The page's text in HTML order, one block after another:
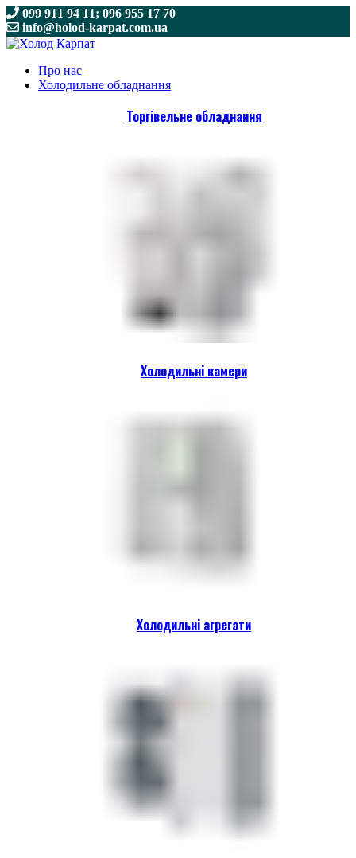
099 911 94 11; 096 955 17 70
info@holod-karpat.com.ua
099 911 94 11; 096 955 17 70
Про нас
Холодильне обладнання
Торгівельне обладнання
Холодильні камери
Холодильні агрегати